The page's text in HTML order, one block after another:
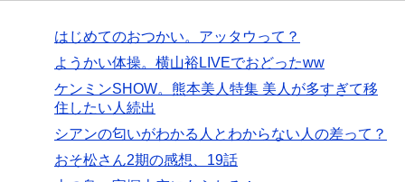
はじめてのおつかい。アッタウって？
ようかい体操。横山裕LIVEでおどったww
ケンミンSHOW。熊本美人特集 美人が多すぎて移
住したい人続出
シアンの匂いがわかる人とわからない人の差って？
おそ松さん2期の感想、19話